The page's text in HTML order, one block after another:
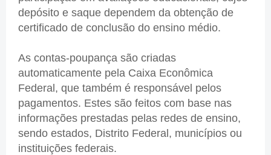
depósito e saque dependem da obtenção de
certificado de conclusão do ensino médio.
As contas-poupança são criadas
automaticamente pela Caixa Econômica
Federal, que também é responsável pelos
pagamentos. Estes são feitos com base nas
informações prestadas pelas redes de ensino,
sendo estados, Distrito Federal, municípios ou
instituições federais.